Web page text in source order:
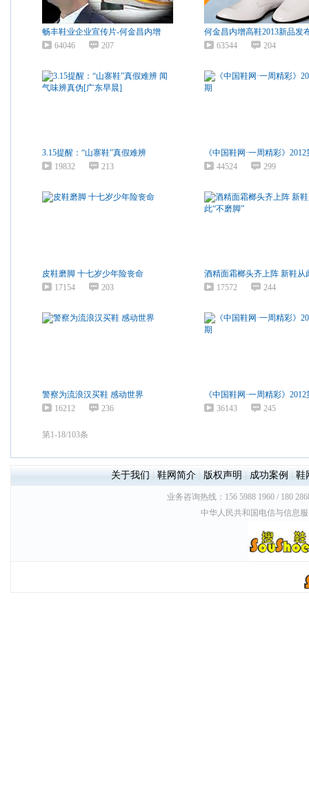
畅丰鞋业企业宣传片-何金昌内增
64046
207
何金昌内增高鞋2013新品发
63544
204
3.15提醒：“山寨鞋”真假难辨
19832
213
《中国鞋网·一周精彩》2012
44524
299
皮鞋磨脚 十七岁少年险丧命
17154
203
酒精面霜榔头齐上阵 新鞋从
17572
244
警察为流浪汉买鞋 感动世界
16212
236
《中国鞋网·一周精彩》2012
36143
245
第1-18/103条
关于我们 鞋网简介| 版权声明 成功案例 鞋
业务咨询热线：156 5988 1960 / 180
中华人民共和国电信与信息